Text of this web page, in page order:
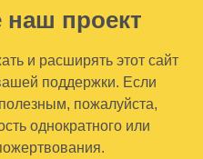
проект
и расширять этот сайт
поддержки. Если
пожалуйста,
однократного или